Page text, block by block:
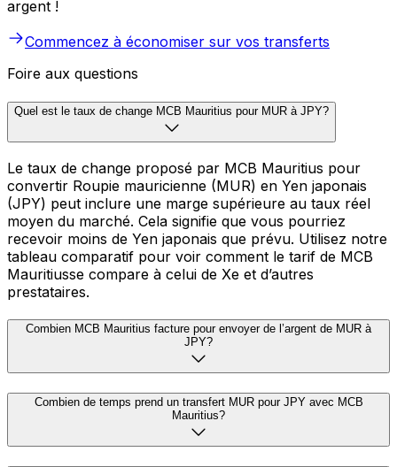
argent !
Commencez à économiser sur vos transferts
Foire aux questions
Quel est le taux de change MCB Mauritius pour MUR à JPY?
Le taux de change proposé par MCB Mauritius pour
convertir Roupie mauricienne (MUR) en Yen japonais
(JPY) peut inclure une marge supérieure au taux réel
moyen du marché. Cela signifie que vous pourriez
recevoir moins de Yen japonais que prévu. Utilisez notre
tableau comparatif pour voir comment le tarif de MCB
Mauritiusse compare à celui de Xe et d’autres
prestataires.
Combien MCB Mauritius facture pour envoyer de l’argent de MUR à
JPY?
Combien de temps prend un transfert MUR pour JPY avec MCB
Mauritius?